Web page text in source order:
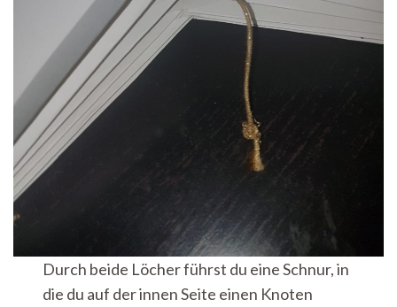
Durch beide Löcher führst du eine Schnur, in
die du auf der innen Seite einen Knoten